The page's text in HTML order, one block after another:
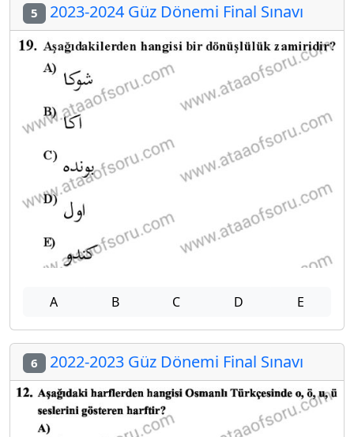
5 2023-2024 Güz Dönemi Final Sınavı
A B C D E
6 2022-2023 Güz Dönemi Final Sınavı